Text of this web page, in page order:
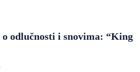
odlučnosti i snovima: “King